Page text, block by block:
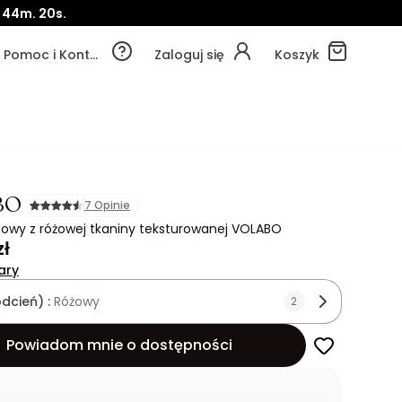
44m. 18s.
Pomoc i Kontakt Zaloguj się Koszyk
7 Opinie
z różowej tkaniny teksturowanej VOLABO
:Różowy 2
Powiadom mnie o dostępności